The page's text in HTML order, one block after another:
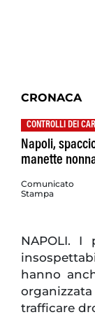
CRONACA
CONTROLLI DEI
Napoli,
manette
Comunicato
Stampa
NAPOLI. I
hanno
trafficare